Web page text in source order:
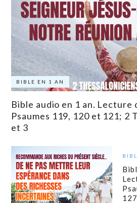
BIBLE EN 1 AN
Bible audio en 1 an. Lecture
Psaumes 119, 120 et 121; 2
et 3